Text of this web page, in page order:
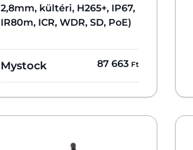
2,8mm, kültéri, H265+, IP67,
IR80m, ICR, WDR, SD, PoE)
Mystock 87 663 Ft